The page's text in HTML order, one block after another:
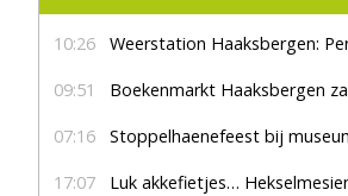
10:26 Weerstation Haaksbergen:
09:51 Boekenmarkt Haaksbergen zaterdag 8 augustus,
07:16 Stoppelhaenefeest bij museum
17:07 Luk akkefietjes…